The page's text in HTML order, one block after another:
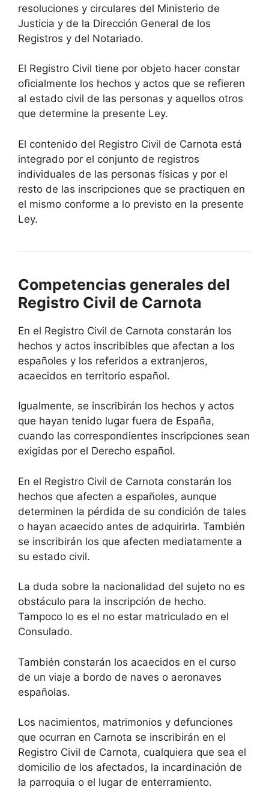
resoluciones y circulares del Ministerio de
Justicia y de la Dirección General de los
Registros y del Notariado.
El Registro Civil tiene por objeto hacer constar
oficialmente los hechos y actos que se refieren
al estado civil de las personas y aquellos otros
que determine la presente Ley.
El contenido del Registro Civil de Carnota está
integrado por el conjunto de registros
individuales de las personas físicas y por el
resto de las inscripciones que se practiquen en
el mismo conforme a lo previsto en la presente
Ley.
Competencias generales del
Registro Civil de Carnota
En el Registro Civil de Carnota constarán los
hechos y actos inscribibles que afectan a los
españoles y los referidos a extranjeros,
acaecidos en territorio español.
Igualmente, se inscribirán los hechos y actos
que hayan tenido lugar fuera de España,
cuando las correspondientes inscripciones sean
exigidas por el Derecho español.
En el Registro Civil de Carnota constarán los
hechos que afecten a españoles, aunque
determinen la pérdida de su condición de tales
o hayan acaecido antes de adquirirla. También
se inscribirán los que afecten mediatamente a
su estado civil.
La duda sobre la nacionalidad del sujeto no es
obstáculo para la inscripción de hecho.
Tampoco lo es el no estar matriculado en el
Consulado.
También constarán los acaecidos en el curso
de un viaje a bordo de naves o aeronaves
españolas.
Los nacimientos, matrimonios y defunciones
que ocurran en Carnota se inscribirán en el
Registro Civil de Carnota, cualquiera que sea el
domicilio de los afectados, la incardinación de
la parroquia o el lugar de enterramiento.